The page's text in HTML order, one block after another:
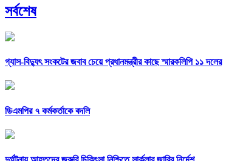
সর্বশেষ
গ্যাস-বিদ্যুৎ সংকটের জবাব চেয়ে প্রধানমন্ত্রীর কাছে স্মারকলিপি ১১ দলের
ডিএমপির ৭ কর্মকর্তাকে বদলি